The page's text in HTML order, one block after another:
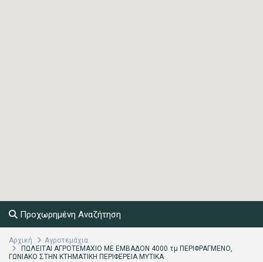
Προχωρημένη Αναζήτηση
Αρχική
Αγροτεμάχια
ΠΩΛΕΙΤΑΙ ΑΓΡΟΤΕΜΑΧΙΟ ΜΕ ΕΜΒΑΔΟΝ 4000 τμ ΠΕΡΙΦΡΑΓΜΕΝΟ,
ΓΩΝΙΑΚΟ ΣΤΗΝ ΚΤΗΜΑΤΙΚΗ ΠΕΡΙΦΕΡΕΙΑ ΜΥΤΙΚΑ